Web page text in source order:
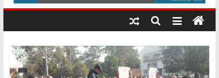
المجلس القومي لحقوق الإنسان يعلن
متابعة قضية الدكتور محمد زهران.. ويؤكد:
قرينة البراءة وضمانات المحاكمة العادلة
وتبقى
هي